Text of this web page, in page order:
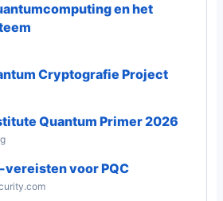
en het
Cryptografie Project
Quantum Primer 2026
vereisten voor PQC